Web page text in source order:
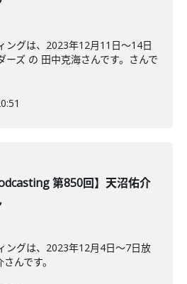
ングは、2023年12月11日〜14日
ーズ の 田中克海さんです。さんで
第850回】天沼佑介
ングは、2023年12月4日〜7日放
んです。